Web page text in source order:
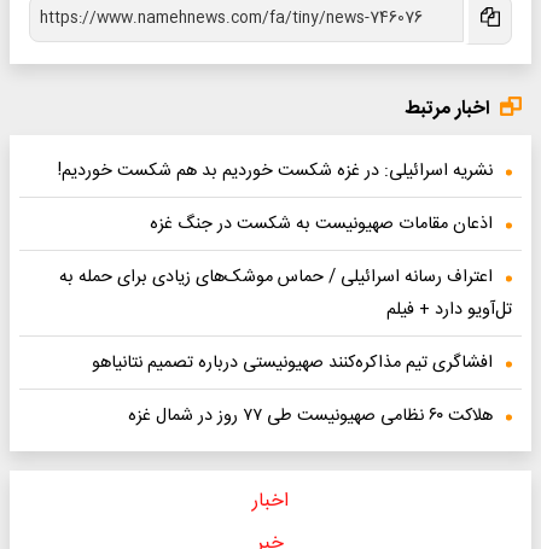
اخبار مرتبط
نشریه اسرائیلی: در غزه شکست خوردیم بد هم شکست خوردیم!
اذعان مقامات صهیونیست به شکست در جنگ غزه
اعتراف رسانه اسرائیلی / حماس موشک‌های زیادی برای حمله به
تل‌آویو دارد + فیلم
افشاگری تیم مذاکره‌کنند صهیونیستی درباره تصمیم نتانیاهو
هلاکت ۶۰ نظامی صهیونیست طی ۷۷ روز در شمال غزه
اخبار